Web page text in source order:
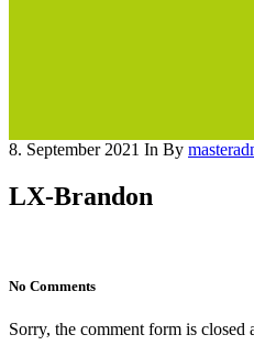
8. September 2021 In By
LX-Brandon
No Comments
Sorry, the comment form is closed